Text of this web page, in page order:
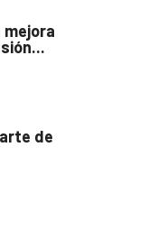
mejora
de